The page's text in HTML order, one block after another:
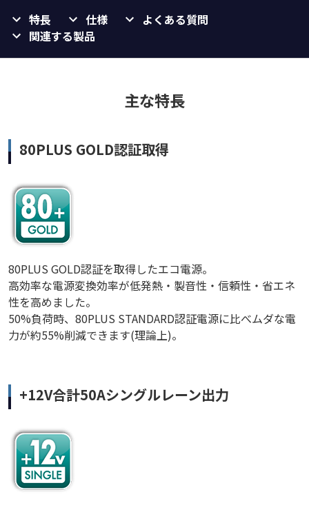
特長 仕様
よくある質問
関連する製品
主な特長
80PLUS GOLD認証取得
80PLUS GOLD認証を取得したエコ電源。
高効率な電源変換効率が低発熱・製音性・信頼性・省エネ
性を高めました。
50%負荷時、80PLUS STANDARD認証電源に比べムダな電
力が約55%削減できます(理論上)。
+12V合計50Aシングルレーン出力